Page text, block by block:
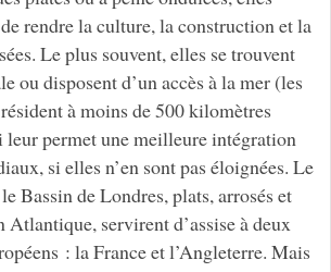
rendre la culture, la construction et la
Le plus souvent, elles se trouvent
ou disposent d’un accès à la mer (les
à moins de 500 kilomètres
leur permet une meilleure intégration
si elles n’en sont pas éloignées. Le
Bassin de Londres, plats, arrosés et
Atlantique, servirent d’assise à deux
: la France et l’Angleterre. Mais